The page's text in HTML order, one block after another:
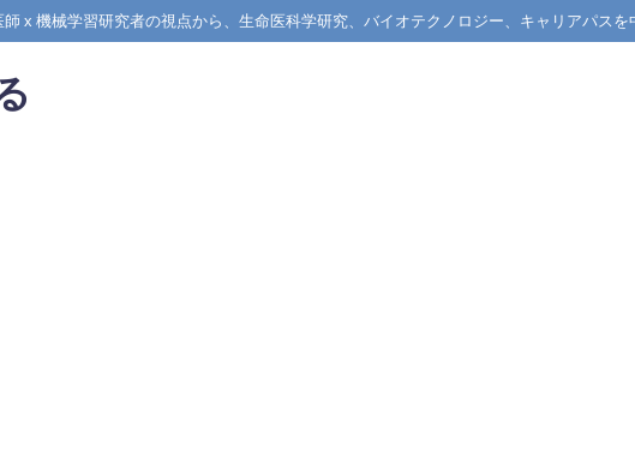
x 機械学習研究者の視点から、生命医科学研究、バイオテクノロジー、キャリアパスを